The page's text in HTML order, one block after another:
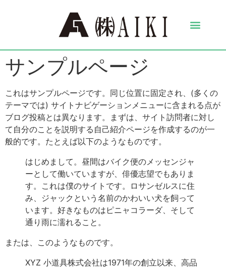
サンプルページ
これはサンプルページです。同じ位置に固定され、(多くの
テーマでは) サイトナビゲーションメニューに含まれる点が
ブログ投稿とは異なります。まずは、サイト訪問者に対し
て自分のことを説明する自己紹介ページを作成するのが一
般的です。たとえば以下のようなものです。
はじめまして。昼間はバイク便のメッセンジャ
ーとして働いていますが、俳優志望でもありま
す。これは僕のサイトです。ロサンゼルスに住
み、ジャックという名前のかわいい犬を飼って
います。好きなものはピニャコラーダ、そして
通り雨に濡れること。
または、このようなものです。
XYZ 小道具株式会社は1971年の創立以来、高品